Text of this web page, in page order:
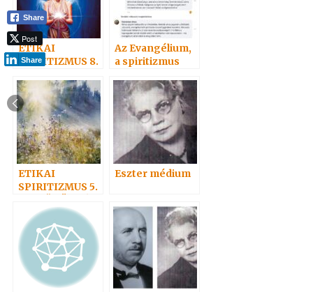
ETIKAI
SPIRITIZMUS 8.
Az Evangélium,
a spiritizmus
n
ETIKAI
SPIRITIZMUS 5.
NEM LÉSZEN”
Eszter médium
Share
Post
Share